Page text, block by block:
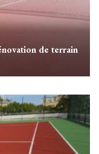
de terrain